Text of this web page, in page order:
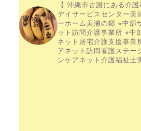
【 沖縄市古謝にある介護
デイサービスセンター美
ーホーム美浦の郷 ⭐︎中部
ット訪問介護事業所 ⭐︎中
ネット居宅介護支援事業
アネット訪問看護ステー
ンケアネット介護福祉士